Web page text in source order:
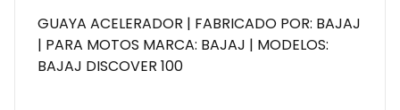
GUAYA ACELERADOR | FABRICADO POR: BAJAJ
| PARA MOTOS MARCA: BAJAJ | MODELOS:
BAJAJ DISCOVER 100